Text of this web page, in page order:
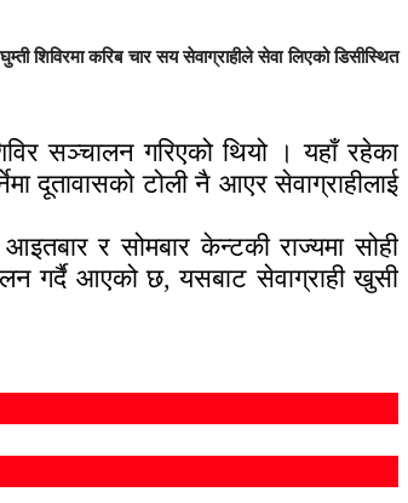
शिविरमा करिब चार सय सेवाग्राहीले सेवा लिएको डिसीस्थित
सञ्चालन गरिएको थियो । यहाँ रहेका
दूतावासको टोली नै आएर सेवाग्राहीलाई
र सोमबार केन्टकी राज्यमा सोही
गर्दै आएको छ, यसबाट सेवाग्राही खुसी